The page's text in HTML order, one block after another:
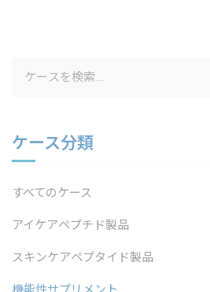
ケース分類
すべてのケース
アイケアペプチド製品
スキンケアペプタイド製品